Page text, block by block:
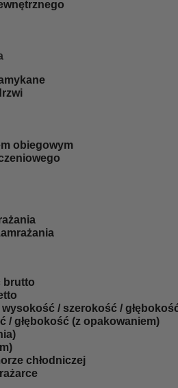
obiegowym
brutto
/ szerokość /
/ głębokość (z opakowaniem)
chłodniczej